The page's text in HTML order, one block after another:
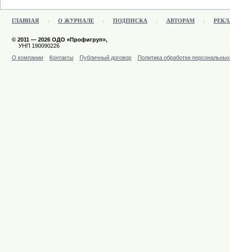
ГЛАВНАЯ О ЖУРНАЛЕ ПОДПИСКА АВТОРАМ
© 2011 — 2026 ОДО «Профигруп»,
УНП 190090226
О компании
Контакты Публичный договор Политика обработки